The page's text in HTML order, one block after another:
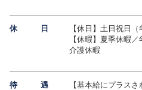
休 日
【休日】土日祝日
【休暇】夏季休暇
介護休暇
待 遇
【基本給にプラス